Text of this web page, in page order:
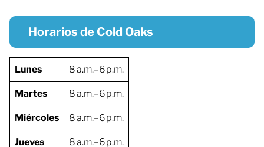
Horarios de Cold Oaks
Lunes 8 a.m.–6 p.m.
Martes 8 a.m.–6 p.m.
Miércoles 8 a.m.–6 p.m.
Jueves 8 a.m.–6 p.m.